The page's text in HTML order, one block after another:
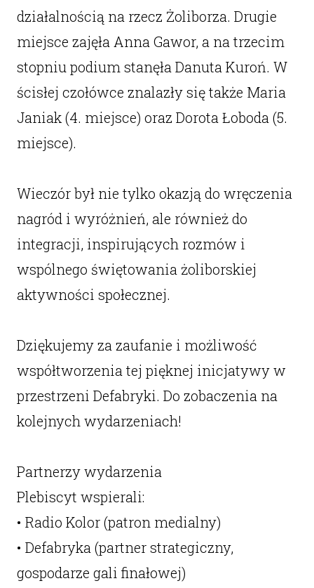
działalnością na rzecz Żoliborza. Drugie
miejsce zajęła Anna Gawor, a na trzecim
stopniu podium stanęła Danuta Kuroń. W
ścisłej czołówce znalazły się także Maria
Janiak (4. miejsce) oraz Dorota Łoboda (5.
miejsce).
Wieczór był nie tylko okazją do wręczenia
nagród i wyróżnień, ale również do
integracji, inspirujących rozmów i
wspólnego świętowania żoliborskiej
aktywności społecznej.
Dziękujemy za zaufanie i możliwość
współtworzenia tej pięknej inicjatywy w
przestrzeni Defabryki. Do zobaczenia na
kolejnych wydarzeniach!
Partnerzy wydarzenia
Plebiscyt wspierali:
• Radio Kolor (patron medialny)
• Defabryka (partner strategiczny,
gospodarze gali finałowej)